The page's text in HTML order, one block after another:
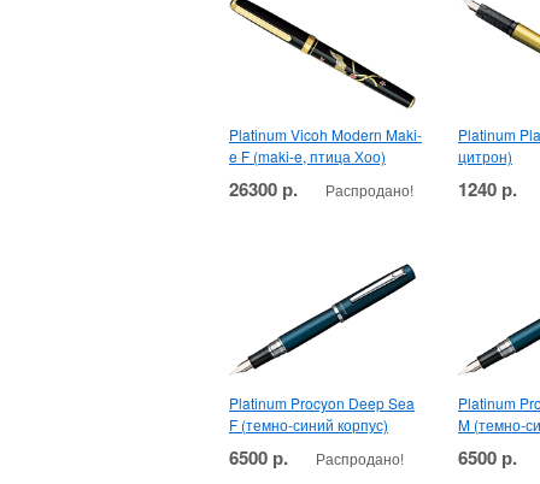
Platinum Vicoh Modern Maki-
e F (maki-e, птица Хоо)
26300 р. Распродано!
Platinum
цитрон)
1240 р.
Platinum Procyon Deep Sea
F (темно-синий корпус)
6500 р. Распродано!
Platinum
M (темно-
6500 р.